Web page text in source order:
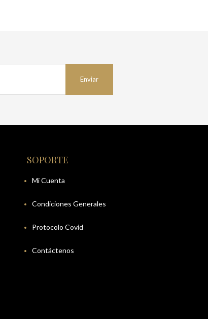
SOPORTE
Mi Cuenta
Condiciones Generales
Protocolo Covid
Contáctenos